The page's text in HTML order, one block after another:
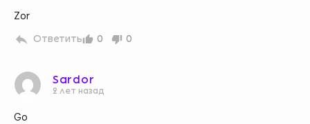
Zor
0 0
Ответить
Sardor
2 лет назад
Go